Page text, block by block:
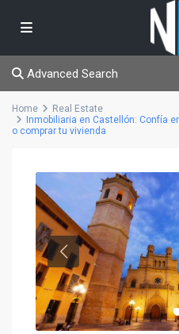
Advanced Search
Home
Real Estate
Inmobiliaria en Castellón: Confía
o comprar tu vivienda